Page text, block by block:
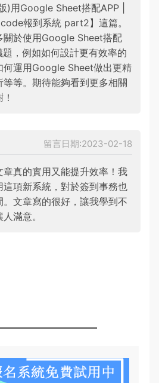
)用Google Sheet搭配APP |
報到系統 part2】這篇。
關於使用Google Sheet搭配
，例如如何設計更有效率的
何運用Google Sheet做出更精
等等。期待能夠看到更多相關
留言日期:2023-02-18
章真的實用又能提升效率！我
這項新系統，對於簽到事務也
。文章寫的很好，讓我學到不
滿意。